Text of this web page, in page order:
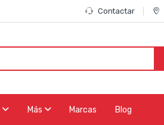
Contactar
Más Marcas Blog